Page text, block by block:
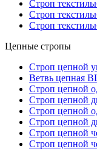
Строп
Строп
Строп
Цепные стропы
Строп цепной
Ветвь цепная
Строп цепной
Строп цепной
Строп цепной
Строп цепной
Строп цепной
Строп цепной